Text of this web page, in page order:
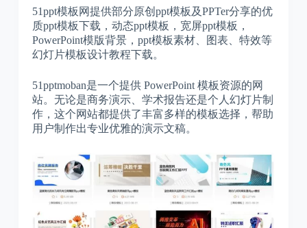
51ppt模板网提供部分原创ppt模板及PPTer分享的优
质ppt模板下载，动态ppt模板，宽屏ppt模板，
PowerPoint模版背景，ppt模板素材、图表、特效等
幻灯片模板设计教程下载。
51pptmoban是一个提供 PowerPoint 模板资源的网
站。无论是商务演示、学术报告还是个人幻灯片制
作，这个网站都提供了丰富多样的模板选择，帮助
用户制作出专业优雅的演示文稿。